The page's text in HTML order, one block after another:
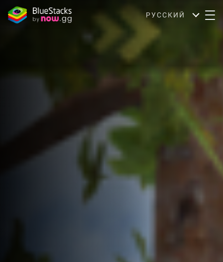
РУССКИЙ